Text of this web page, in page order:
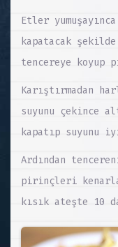
Etler
kapatacak
tencereye koyup
Karıştırmadan
suyunu çekince
kapatıp suyunu
Ardından
pirinçleri
kısık ateşte 10